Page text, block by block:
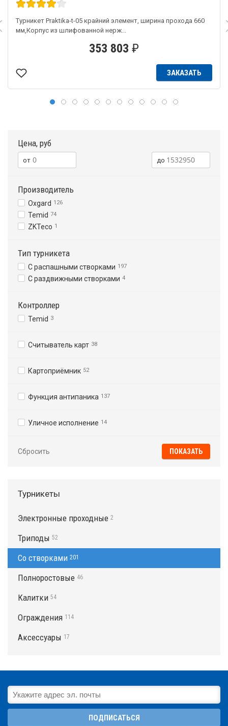
Турникет Praktika-t-05 крайний элемент, ширина прохода 660
мм,Корпус из шлифованной нерж...
353 803 ₽
ЗАКАЗАТЬ
Цена, руб
Производитель
Oxgard 126
Temid 74
ZKTeco 1
Тип турникета
С распашными створками 197
С раздвижными створками 4
Контроллер
Temid 3
Считыватель карт 38
Картоприёмник 52
Функция антипаника 137
Уличное исполнение 14
Сбросить
Турникеты
Электронные проходные 2
Триподы 52
Со створками 201
Полноростовые 46
Калитки 54
Ограждения 114
Аксессуары 17
ПОДПИСАТЬСЯ